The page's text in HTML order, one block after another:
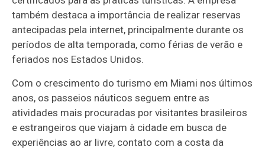
também destaca a importância de realizar reservas
antecipadas pela internet, principalmente durante os
períodos de alta temporada, como férias de verão e
feriados nos Estados Unidos.
Com o crescimento do turismo em Miami nos últimos
anos, os passeios náuticos seguem entre as
atividades mais procuradas por visitantes brasileiros
e estrangeiros que viajam à cidade em busca de
experiências ao ar livre, contato com a costa da